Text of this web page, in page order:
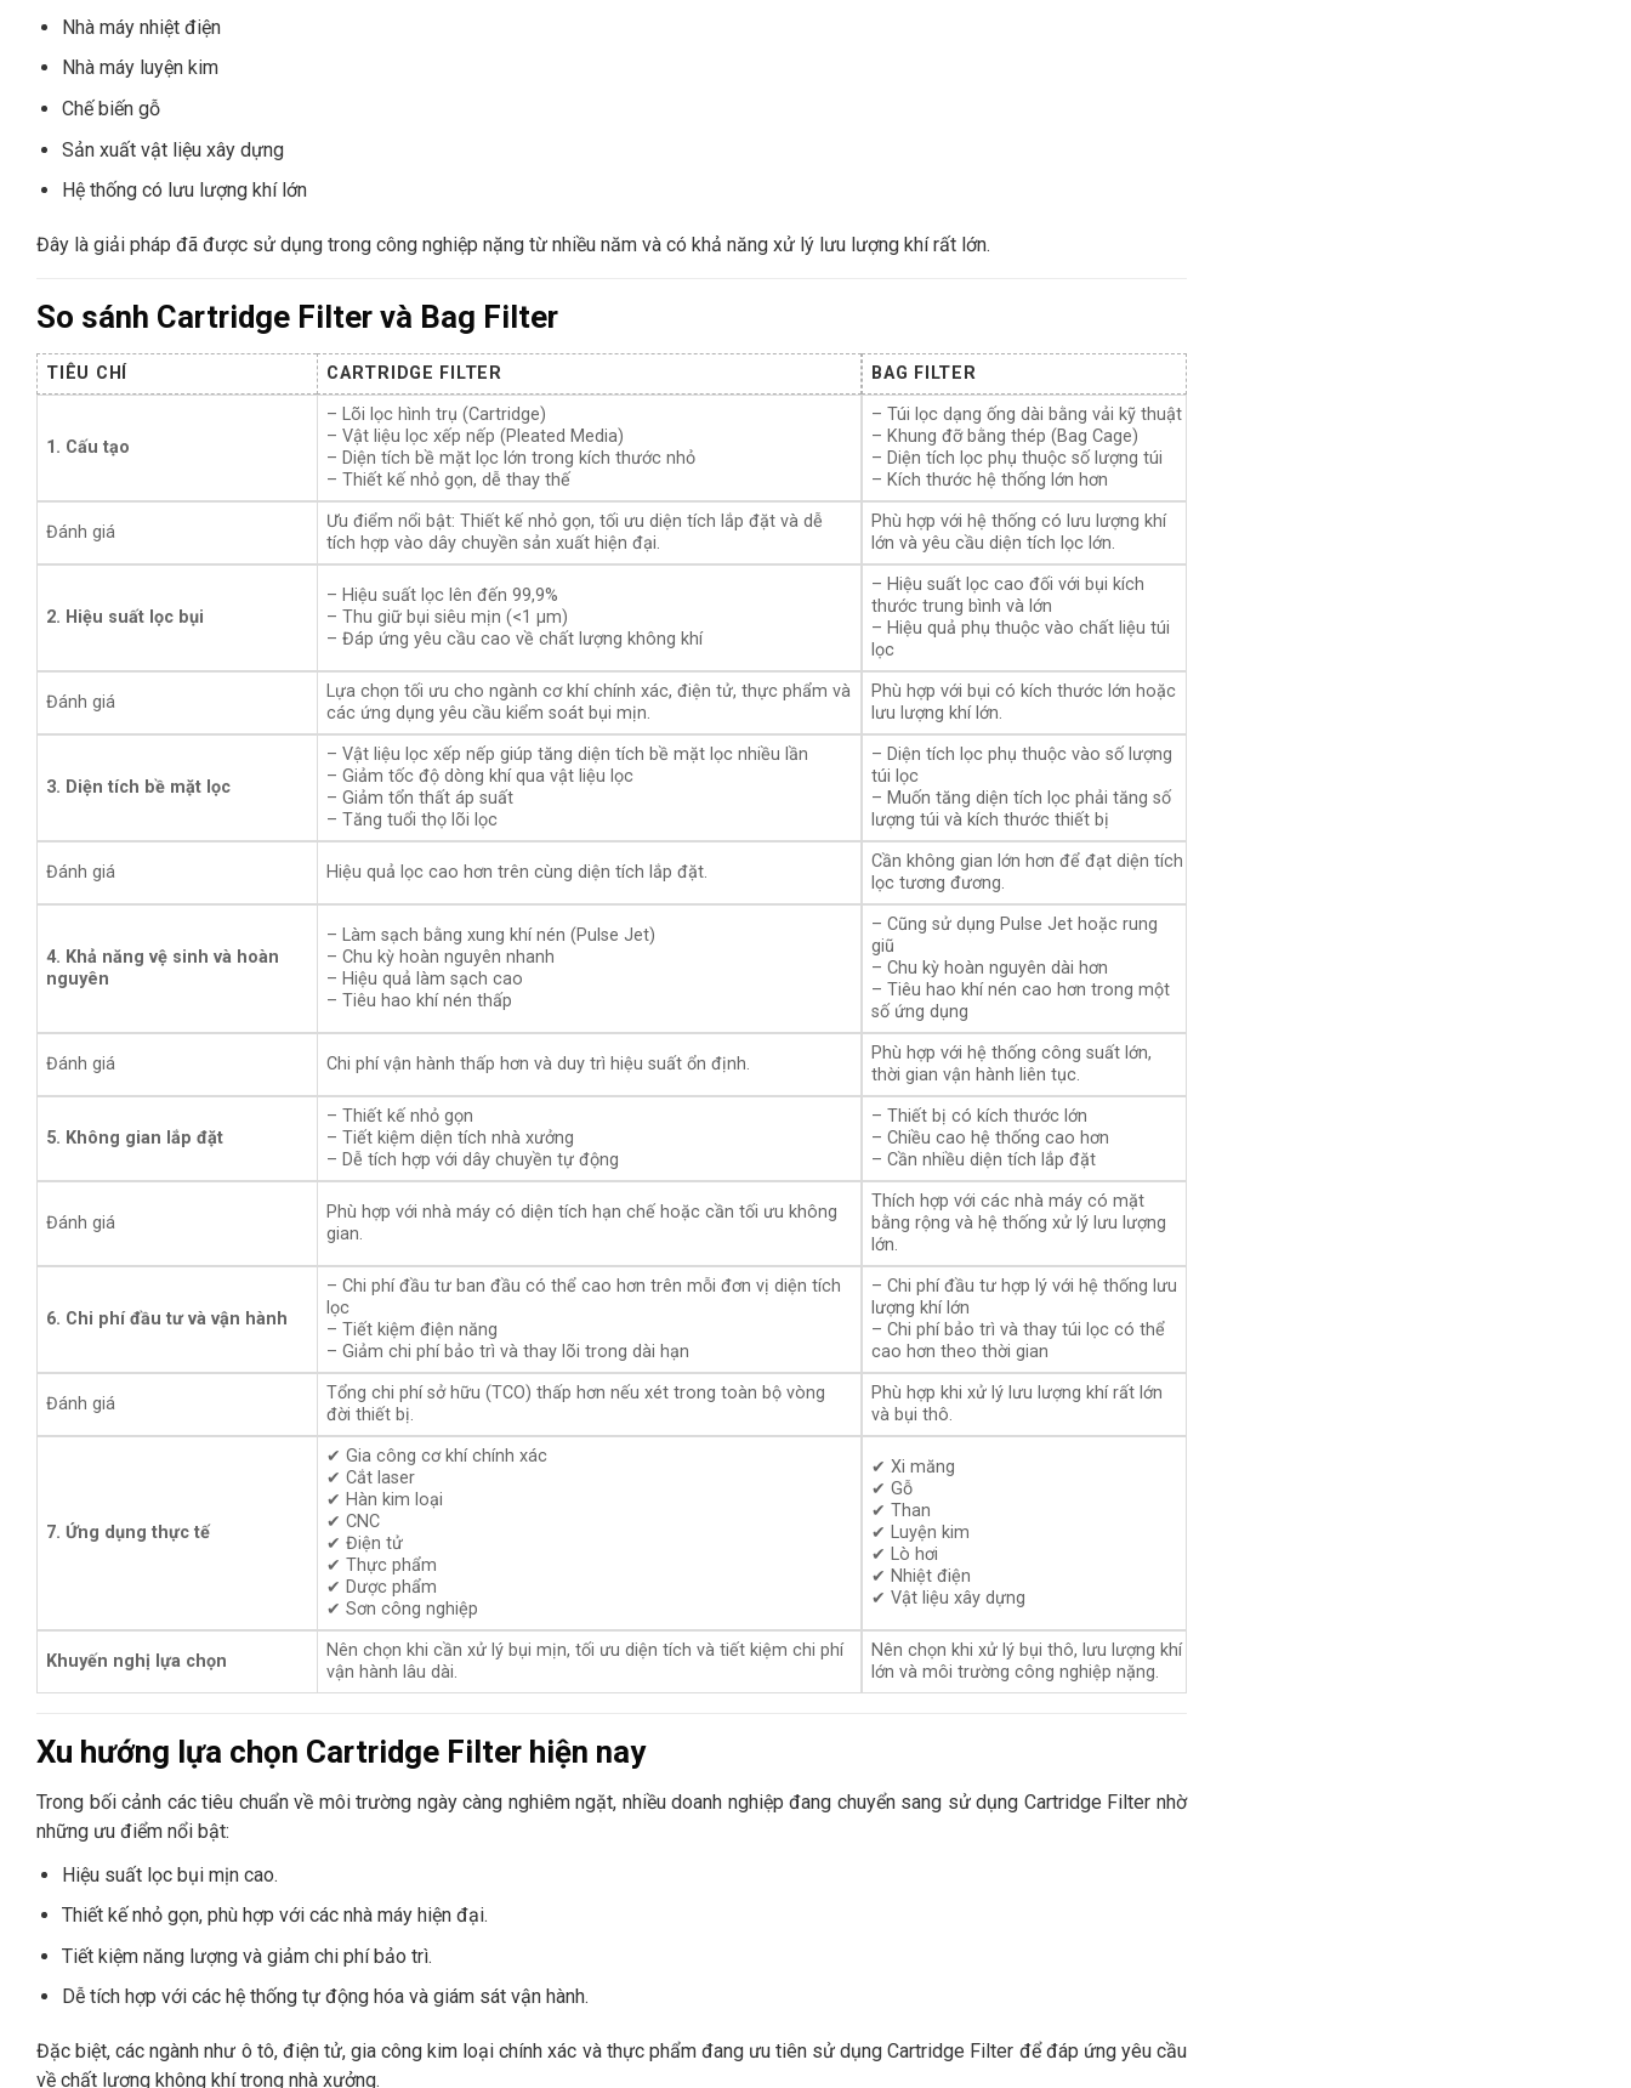
Nhà máy nhiệt điện
Nhà máy luyện kim
Chế biến gỗ
Sản xuất vật liệu xây dựng
Hệ thống có lưu lượng khí lớn
Đây là giải pháp đã được sử dụng trong công nghiệp nặng từ nhiều năm và có khả năng xử lý lưu lượng khí rất lớn.
So sánh Cartridge Filter và Bag Filter
TIÊU CHÍ CARTRIDGE FILTER BAG FILTER
1. Cấu tạo
– Lõi lọc hình trụ (Cartridge)
– Vật liệu lọc xếp nếp (Pleated Media)
– Diện tích bề mặt lọc lớn trong kích thước nhỏ
– Thiết kế nhỏ gọn, dễ thay thế
– Túi lọc dạng ống dài bằng vải kỹ thuật
– Khung đỡ bằng thép (Bag Cage)
– Diện tích lọc phụ thuộc số lượng túi
– Kích thước hệ thống lớn hơn
Đánh giá
Ưu điểm nổi bật: Thiết kế nhỏ gọn, tối ưu diện tích lắp đặt và dễ
tích hợp vào dây chuyền sản xuất hiện đại.
Phù hợp với hệ thống có lưu lượng khí
lớn và yêu cầu diện tích lọc lớn.
2. Hiệu suất lọc bụi
– Hiệu suất lọc lên đến 99,9%
– Thu giữ bụi siêu mịn (<1 µm)
– Đáp ứng yêu cầu cao về chất lượng không khí
– Hiệu suất lọc cao đối với bụi kích
thước trung bình và lớn
– Hiệu quả phụ thuộc vào chất liệu túi
lọc
Đánh giá
Lựa chọn tối ưu cho ngành cơ khí chính xác, điện tử, thực phẩm và
các ứng dụng yêu cầu kiểm soát bụi mịn.
Phù hợp với bụi có kích thước lớn hoặc
lưu lượng khí lớn.
3. Diện tích bề mặt lọc
– Vật liệu lọc xếp nếp giúp tăng diện tích bề mặt lọc nhiều lần
– Giảm tốc độ dòng khí qua vật liệu lọc
– Giảm tổn thất áp suất
– Tăng tuổi thọ lõi lọc
– Diện tích lọc phụ thuộc vào số lượng
túi lọc
– Muốn tăng diện tích lọc phải tăng số
lượng túi và kích thước thiết bị
Đánh giá Hiệu quả lọc cao hơn trên cùng diện tích lắp đặt.
Cần không gian lớn hơn để đạt diện tích
lọc tương đương.
4. Khả năng vệ sinh và hoàn
nguyên
– Làm sạch bằng xung khí nén (Pulse Jet)
– Chu kỳ hoàn nguyên nhanh
– Hiệu quả làm sạch cao
– Tiêu hao khí nén thấp
– Cũng sử dụng Pulse Jet hoặc rung
giũ
– Chu kỳ hoàn nguyên dài hơn
– Tiêu hao khí nén cao hơn trong một
số ứng dụng
Đánh giá Chi phí vận hành thấp hơn và duy trì hiệu suất ổn định.
Phù hợp với hệ thống công suất lớn,
thời gian vận hành liên tục.
5. Không gian lắp đặt
– Thiết kế nhỏ gọn
– Tiết kiệm diện tích nhà xưởng
– Dễ tích hợp với dây chuyền tự động
– Thiết bị có kích thước lớn
– Chiều cao hệ thống cao hơn
– Cần nhiều diện tích lắp đặt
Đánh giá
Phù hợp với nhà máy có diện tích hạn chế hoặc cần tối ưu không
gian.
Thích hợp với các nhà máy có mặt
bằng rộng và hệ thống xử lý lưu lượng
lớn.
6. Chi phí đầu tư và vận hành
– Chi phí đầu tư ban đầu có thể cao hơn trên mỗi đơn vị diện tích
lọc
– Tiết kiệm điện năng
– Giảm chi phí bảo trì và thay lõi trong dài hạn
– Chi phí đầu tư hợp lý với hệ thống lưu
lượng khí lớn
– Chi phí bảo trì và thay túi lọc có thể
cao hơn theo thời gian
Đánh giá
Tổng chi phí sở hữu (TCO) thấp hơn nếu xét trong toàn bộ vòng
đời thiết bị.
Phù hợp khi xử lý lưu lượng khí rất lớn
và bụi thô.
7. Ứng dụng thực tế
✔ Gia công cơ khí chính xác
✔ Cắt laser
✔ Hàn kim loại
✔ CNC
✔ Điện tử
✔ Thực phẩm
✔ Dược phẩm
✔ Sơn công nghiệp
✔ Xi măng
✔ Gỗ
✔ Than
✔ Luyện kim
✔ Lò hơi
✔ Nhiệt điện
✔ Vật liệu xây dựng
Khuyến nghị lựa chọn
Nên chọn khi cần xử lý bụi mịn, tối ưu diện tích và tiết kiệm chi phí
vận hành lâu dài.
Nên chọn khi xử lý bụi thô, lưu lượng khí
lớn và môi trường công nghiệp nặng.
Xu hướng lựa chọn Cartridge Filter hiện nay
Trong bối cảnh các tiêu chuẩn về môi trường ngày càng nghiêm ngặt, nhiều doanh nghiệp đang chuyển sang sử dụng Cartridge Filter nhờ
những ưu điểm nổi bật:
Hiệu suất lọc bụi mịn cao.
Thiết kế nhỏ gọn, phù hợp với các nhà máy hiện đại.
Tiết kiệm năng lượng và giảm chi phí bảo trì.
Dễ tích hợp với các hệ thống tự động hóa và giám sát vận hành.
Đặc biệt, các ngành như ô tô, điện tử, gia công kim loại chính xác và thực phẩm đang ưu tiên sử dụng Cartridge Filter để đáp ứng yêu cầu
về chất lượng không khí trong nhà xưởng.